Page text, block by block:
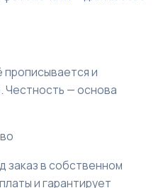
прописывается и
Честность — основа
заказ в собственном
и гарантирует